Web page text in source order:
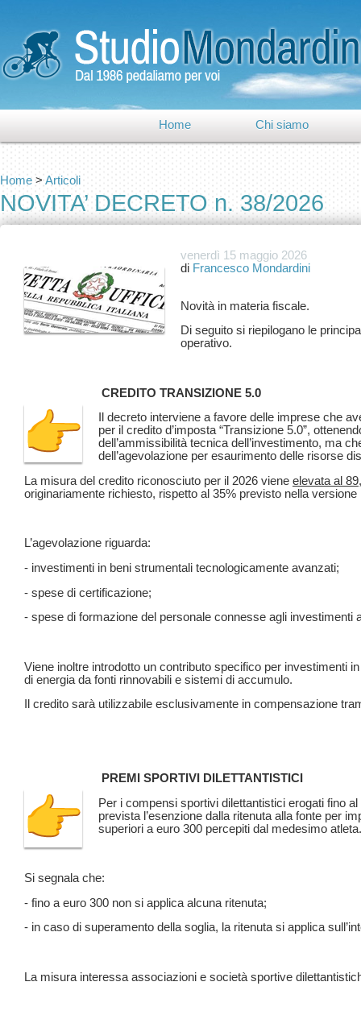
Chi siamo
Home
Home > Articoli
NOVITA’ DECRETO n. 38/2026
venerdì 15 maggio 2026
di Francesco Mondardini
Di seguito si riepilogano le
operativo.
CREDITO TRANSIZIONE 5.0
Il decreto interviene a favore delle imprese che
per il credito d’imposta “Transizione 5.0”,
dell’ammissibilità tecnica dell’investimento, ma
dell’agevolazione per esaurimento delle risorse
La misura del credito riconosciuto per il 2026 viene elevata al
originariamente richiesto, rispetto al 35% previsto nella
L’agevolazione riguarda:
- investimenti in beni strumentali tecnologicamente avanzati;
- spese di certificazione;
- spese di formazione del personale connesse agli investimenti
Viene inoltre introdotto un contributo specifico per investimenti
di energia da fonti rinnovabili e sistemi di accumulo.
Il credito sarà utilizzabile esclusivamente in compensazione
PREMI SPORTIVI DILETTANTISTICI
Per i compensi sportivi dilettantistici erogati fino
prevista l’esenzione dalla ritenuta alla fonte per
superiori a euro 300 percepiti dal medesimo atleta.
Si segnala che:
- fino a euro 300 non si applica alcuna ritenuta;
- in caso di superamento della soglia, la ritenuta si applica
La misura interessa associazioni e società sportive